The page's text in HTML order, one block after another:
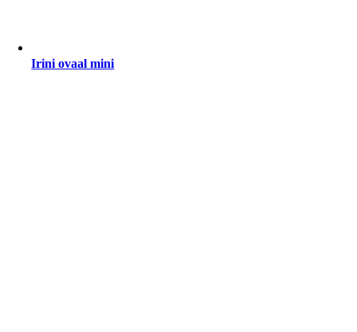
Irini ovaal mini